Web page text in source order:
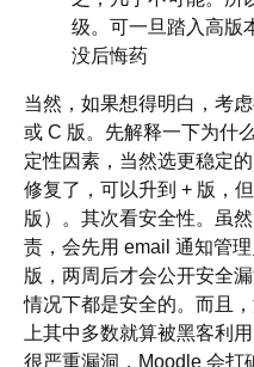
级。可一旦踏入高版
没后悔药
当然，如果想得明白，考
或 C 版。先解释一下为什
定性因素，当然选更稳定
修复了，可以升到 + 版，
版）。其次看安全性。虽
责，会先用 email 通知管
版，两周后才会公开安全
情况下都是安全的。而且
上其中多数就算被黑客利
很严重漏洞，Moodle 会打